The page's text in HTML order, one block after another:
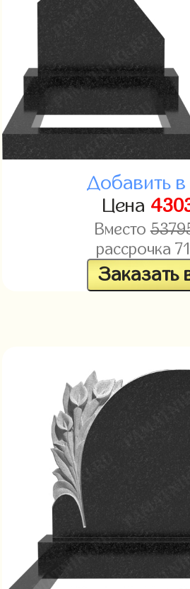
Добавить в
Цена
Вместо
рассрочка
Заказать